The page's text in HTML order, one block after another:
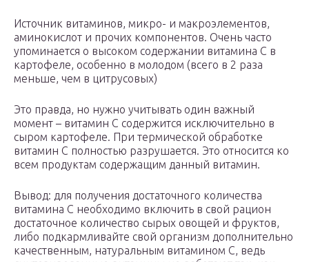
Источник витаминов, микро- и макроэлементов,
аминокислот и прочих компонентов. Очень часто
упоминается о высоком содержании витамина C в
картофеле, особенно в молодом (всего в 2 раза
меньше, чем в цитрусовых)
Это правда, но нужно учитывать один важный
момент – витамин C содержится исключительно в
сыром картофеле. При термической обработке
витамин C полностью разрушается. Это относится ко
всем продуктам содержащим данный витамин.
Вывод: для получения достаточного количества
витамина C необходимо включить в свой рацион
достаточное количество сырых овощей и фруктов,
либо подкармливайте свой организм дополнительно
качественным, натуральным витамином C, ведь